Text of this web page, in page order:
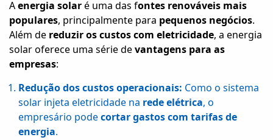
Aenergia solaré uma das fontes renováveis mais
populares, principalmente para pequenos negócios.
Além de reduzir os custos com eletricidade, a energia
solar oferece uma série devantagens para as
empresas:
Redução dos custos operacionais: Como o sistema
solar injeta eletricidade na rede elétrica, o
empresário podecortar gastos com tarifas de
energia.